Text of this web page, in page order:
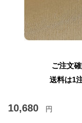
ご注文
送料は1
10,680 円